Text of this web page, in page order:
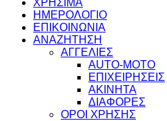
ΧΡΗΣΙΜΑ
ΗΜΕΡΟΛΟΓΙΟ
ΕΠΙΚΟΙΝΩΝΙΑ
ΑΝΑΖΗΤΗΣΗ
ΑΓΓΕΛΙΕΣ
AUTO-MOTO
ΕΠΙΧΕΙΡΗΣΕΙΣ
ΑΚΙΝΗΤΑ
ΔΙΑΦΟΡΕΣ
ΟΡΟΙ ΧΡΗΣΗΣ